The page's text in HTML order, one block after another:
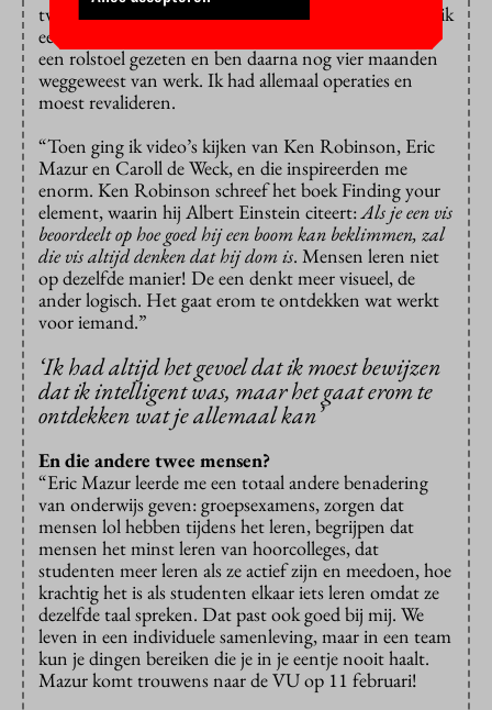
twijfelde. En toen ik de baan had aangenomen, kreeg ik
een groot ongeluk. Ik heb tweeëneenhalve maand in
een rolstoel gezeten en ben daarna nog vier maanden
weggeweest van werk. Ik had allemaal operaties en
moest revalideren.
“Toen ging ik video’s kijken van Ken Robinson, Eric
Mazur en Caroll de Weck, en die inspireerden me
enorm. Ken Robinson schreef het boek Finding your
element, waarin hij Albert Einstein citeert:Als je een vis
beoordeelt op hoe goed hij een boom kan beklimmen, zal
die vis altijd denken dat hij dom is. Mensen leren niet
op dezelfde manier! De een denkt meer visueel, de
ander logisch. Het gaat erom te ontdekken wat werkt
voor iemand.”
‘Ik had altijd het gevoel dat ik moest bewijzen
dat ik intelligent was, maar het gaat erom te
ontdekken wat je allemaal kan’
En die andere twee mensen?
“Eric Mazur leerde me een totaal andere benadering
van onderwijs geven: groepsexamens, zorgen dat
mensen lol hebben tijdens het leren, begrijpen dat
mensen het minst leren van hoorcolleges, dat
studenten meer leren als ze actief zijn en meedoen, hoe
krachtig het is als studenten elkaar iets leren omdat ze
dezelfde taal spreken. Dat past ook goed bij mij. We
leven in een individuele samenleving, maar in een team
kun je dingen bereiken die je in je eentje nooit haalt.
Mazur komt trouwens naar de VU op 11 februari!